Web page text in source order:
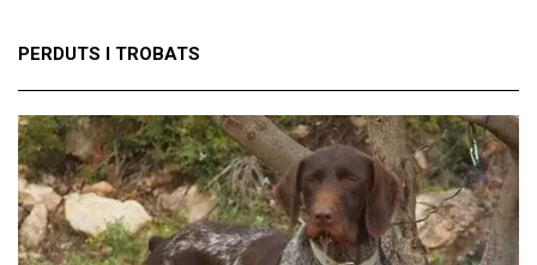
PERDUTS I TROBATS